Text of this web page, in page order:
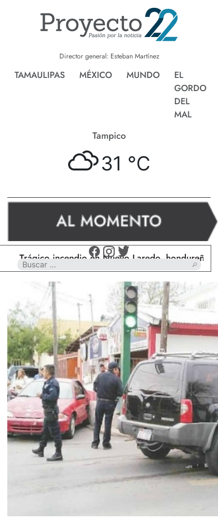
Director general: Esteban Martínez
TAMAULIPAS MÉXICO MUNDO
EL
GORDO
DEL
MAL
Tampico
31 °C
incendio en Nuevo Laredo, hondureño